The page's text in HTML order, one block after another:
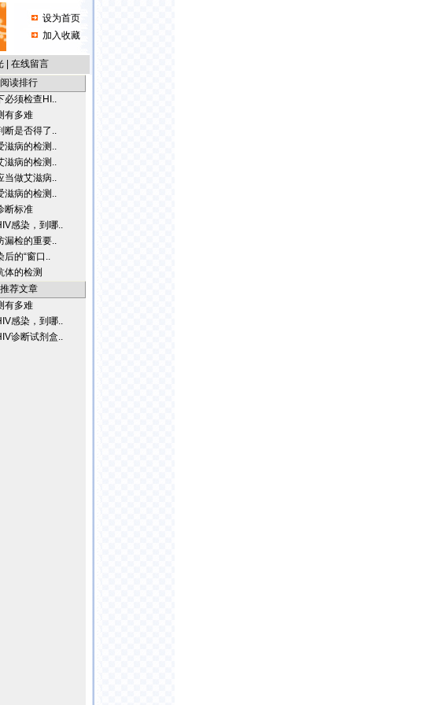
设为首页
加入收藏
在线留言
阅读排行
必须检查HI..
有多难
断是否得了..
滋病的检测..
滋病的检测..
当做艾滋病..
滋病的检测..
断标准
感染，到哪..
漏检的重要..
后的“窗口..
体的检测
推荐文章
有多难
感染，到哪..
诊断试剂盒..